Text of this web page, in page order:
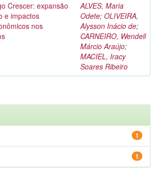
Crescer: expansão
e impactos
nos
ALVES, Maria
Odete; OLIVEIRA,
Alysson Inácio de;
CARNEIRO, Wendell
Márcio Araújo;
MACIEL, Iracy
Soares Ribeiro
1
1